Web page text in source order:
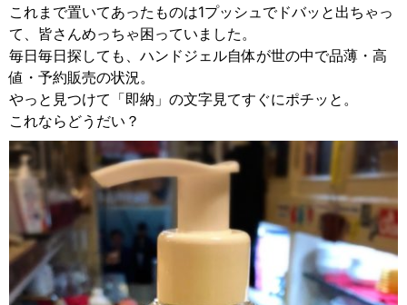
これまで置いてあったものは1プッシュでドバッと出ちゃっ
て、皆さんめっちゃ困っていました。
毎日毎日探しても、ハンドジェル自体が世の中で品薄・高
値・予約販売の状況。
やっと見つけて「即納」の文字見てすぐにポチッと。
これならどうだい？